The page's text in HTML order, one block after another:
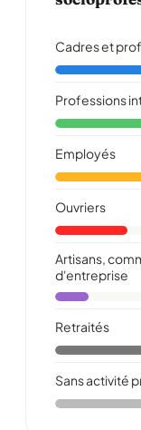
Cadres et
Professions
Employés
Ouvriers
Artisans,
d'entreprise
Retraités
Sans activité